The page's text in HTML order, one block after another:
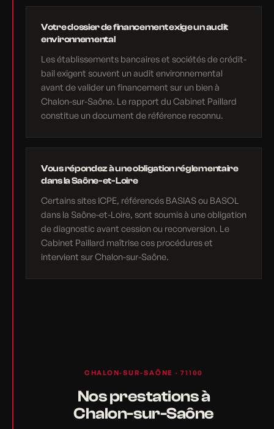
Votre dossier de financement exige un audit
environnemental
Les établissements bancaires et sociétés de crédit-
bail exigent souvent un audit environnemental
avant de valider un financement sur un bien à
Chalon-sur-Saône. Le rapport du Cabinet Paillard
constitue un document de référence reconnu.
Vous répondez à une obligation réglementaire
dans la Saône-et-Loire
Certains sites ICPE, référencés BASIAS ou BASOL
dans la Saône-et-Loire, sont soumis à une obligation
de diagnostic avant cession ou reconversion. Le
Cabinet Paillard maîtrise ces procédures et
intervient sur Chalon-sur-Saône.
CHALON-SUR-SAÔNE · 71100
Nos prestations à
Chalon-sur-Saône